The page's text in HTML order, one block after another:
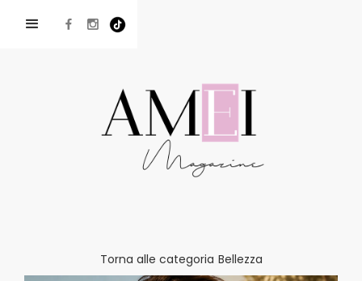
Torna alle categoria Bellezza